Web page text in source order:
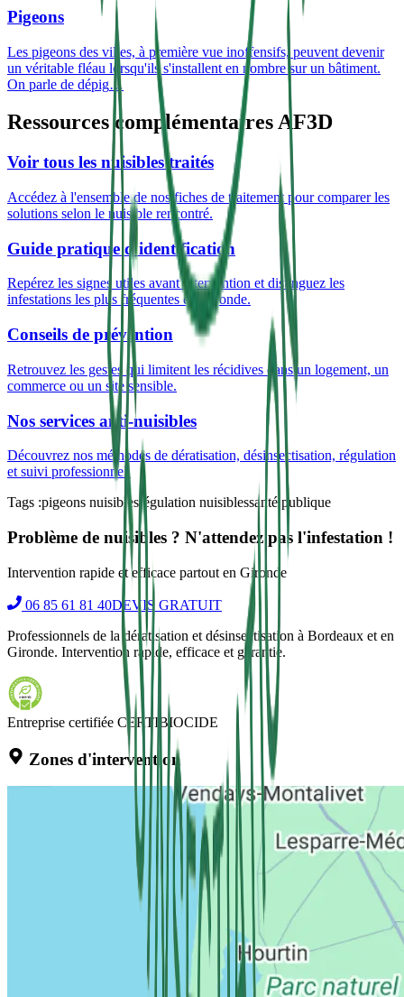
Pigeons
Les pigeons des villes, à première vue inoffensifs, peuvent devenir
un véritable fléau lorsqu'ils s'installent en nombre sur un bâtiment.
On parle de dépig…
Ressources complémentaires AF3D
Voir tous les nuisibles traités
Accédez à l'ensemble de nos fiches de traitement pour comparer les
solutions selon le nuisible rencontré.
Guide pratique d'identification
Repérez les signes utiles avant intervention et distinguez les
infestations les plus fréquentes en Gironde.
Conseils de prévention
Retrouvez les gestes qui limitent les récidives dans un logement, un
commerce ou un site sensible.
Nos services anti-nuisibles
Découvrez nos méthodes de dératisation, désinsectisation, régulation
et suivi professionnel.
Tags :pigeons nuisiblesrégulation nuisiblessanté publique
Problème de nuisibles ? N'attendez pas l'infestation !
Intervention rapide et efficace partout en Gironde
06 85 61 81 40DEVIS GRATUIT
Professionnels de la dératisation et désinsectisation à Bordeaux et en
Gironde. Intervention rapide, efficace et garantie.
Entreprise certifiée CERTIBIOCIDE
Zones d'intervention